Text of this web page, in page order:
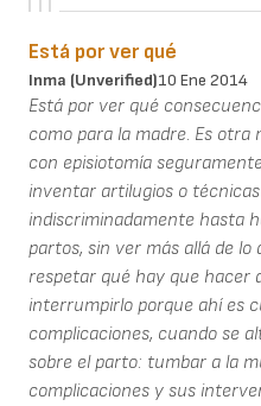
Está por ver qué
Inma (unverified)10 Ene 2014
Está por ver qué
como para la madre. Es
con episiotomía
inventar artilugios o
indiscriminadamente hasta
partos, sin ver más allá de
respetar qué hay que hacer
interrumpirlo porque ahí es
complicaciones, cuando se
sobre el parto: tumbar a la
complicaciones y sus